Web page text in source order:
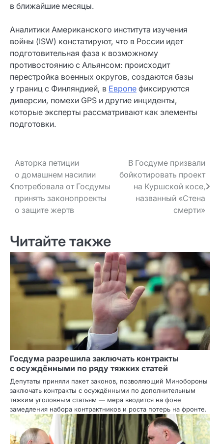
в ближайшие месяцы.
Аналитики Американского института изучения
войны (ISW) констатируют, что в России идет
подготовительная фаза к возможному
противостоянию с Альянсом: происходит
перестройка военных округов, создаются базы
у границ с Финляндией, в Европе фиксируются
диверсии, помехи GPS и другие инциденты,
которые эксперты рассматривают как элементы
подготовки.
Навигация
по записям
Авторка петиции
о домашнем насилии
потребовала от Госдумы
принять законопроекты
о защите жертв
В Госдуме призвали
бойкотировать проект
на Куршской косе,
названный «Стена
смерти»
Читайте также
Госдума разрешила заключать контракты
с осуждёнными по ряду тяжких статей
Депутаты приняли пакет законов, позволяющий Минобороны
заключать контракты с осуждёнными по дополнительным
тяжким уголовным статьям — мера вводится на фоне
замедления набора контрактников и роста потерь на фронте.